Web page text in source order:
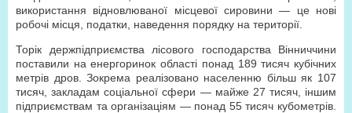
використання відновлюваної місцевої сировини — це нові
робочі місця, податки, наведення порядку на території.
Торік держпідприємства лісового господарства Вінниччини
поставили на енергоринок області понад 189 тисяч кубічних
метрів дров. Зокрема реалізовано населенню більш як 107
тисяч, закладам соціальної сфери — майже 27 тисяч, іншим
підприємствам та організаціям — понад 55 тисяч кубометрів.